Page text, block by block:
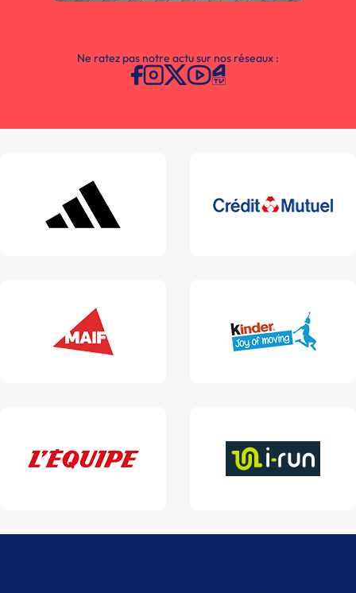
Ne ratez pas notre actu sur nos réseaux :